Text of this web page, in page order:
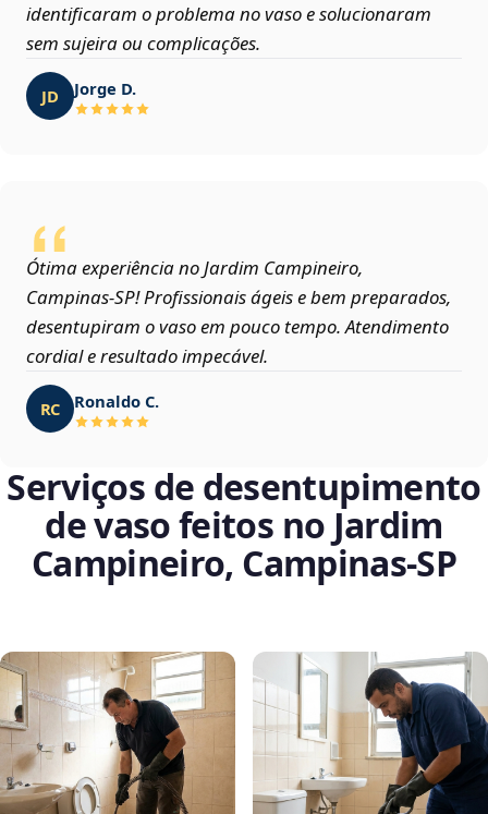
identificaram o problema no vaso e solucionaram
sem sujeira ou complicações.
JD Jorge D.
Ótima experiência no Jardim Campineiro,
Campinas‑SP! Profissionais ágeis e bem preparados,
desentupiram o vaso em pouco tempo. Atendimento
cordial e resultado impecável.
RC Ronaldo C.
Serviços de desentupimento
de vaso feitos no Jardim
Campineiro, Campinas‑SP